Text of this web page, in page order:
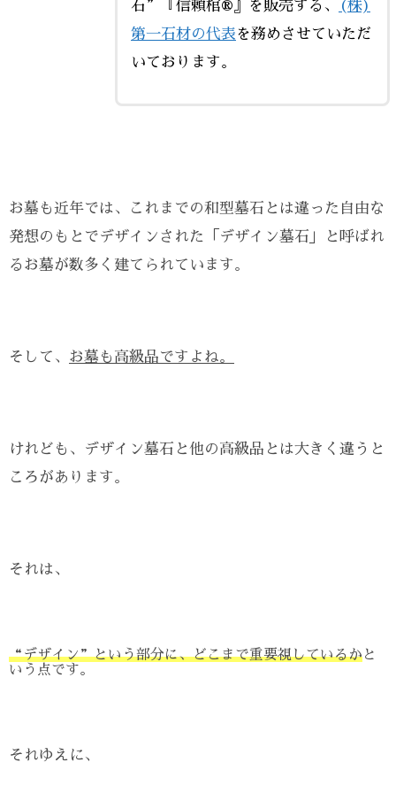
石”『信頼棺®』を販売する、
(株)
第一石材の代表 を務めさせていただ
いております。
お墓も近年では、これまでの和型墓石とは違った自由な
発想のもとでデザインされた「デザイン墓石」と呼ばれ
るお墓が数多く建てられています。
そして、 お墓も高級品ですよね。
けれども、デザイン墓石と他の高級品とは大きく違うと
ころがあります。
それは、
“デザイン”という部分に、どこまで重要視しているかと
いう点です。
それゆえに、